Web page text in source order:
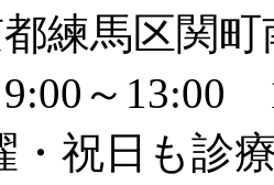
練馬区関町
～13:00
・祝日も診